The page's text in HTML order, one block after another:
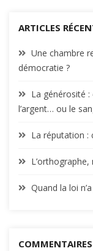
ARTICLES
Une chambre
démocratie ?
La générosité :
l’argent… ou le
La réputation :
Quand la loi